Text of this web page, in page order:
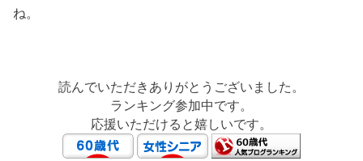
ね。
読んでいただきありがとうございました。
ランキング参加中です。
応援いただけると嬉しいです。